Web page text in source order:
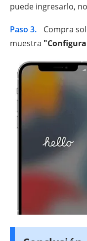
puede ingresarlo,
Paso 3.
Compra
muestra